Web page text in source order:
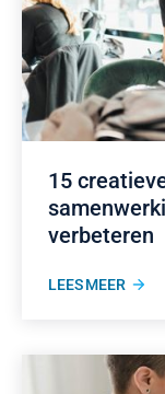
15
verbeteren
LEES MEER